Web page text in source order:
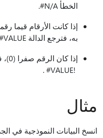
الخطأ ‎#N/A.
إذا كانت الأرقام قيما
به، فترجع الدالة UNICHAR #VALUE! وهي قيمة خطأ.
#VALUE! ‎ .
مثال